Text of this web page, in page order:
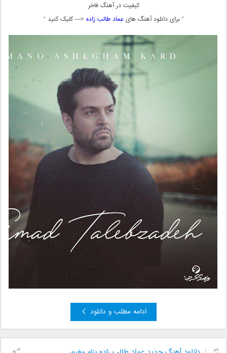
کیفیت در آهنگ فاخر
” برای دانلود آهنگ هایعماد طالب زاده <— کلیک کنید “
ادامه مطلب و دانلود